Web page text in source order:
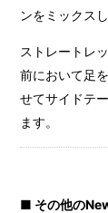
ンをミックス
ストレートレ
前において足
せてサイドテ
ます。
■ その他の